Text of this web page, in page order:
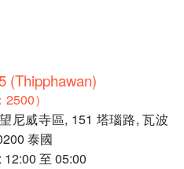
(Thipphawan)
）
尼威寺區, 151 塔瑙路, 瓦波
泰國
至 05:00